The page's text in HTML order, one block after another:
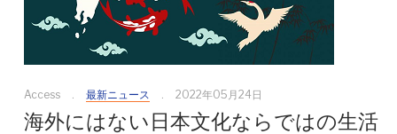
Access 最新ニュース 2022年05月24日
海外にはない日本文化ならではの生活